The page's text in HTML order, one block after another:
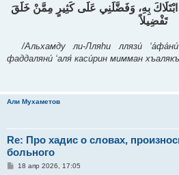
ابْتَلَاكَ بِهِ، وَفَضَّلَنِي عَلَى كَثِيرٍ مِمَّنْ خَلَقَ
تَفْضِيلاً
/Альхамду ли-Лляhи ллязи́
фаддаляни́ ‘аля́ каси́рин мимман
Али Мухаметов
Re: Про хадис о словах,
больного
С18 апр 2026, 17:05